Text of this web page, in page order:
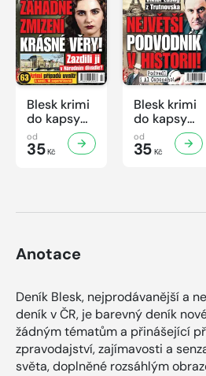
Blesk krimi
do kapsy
č.7/2026
od
35Kč
Blesk krimi
do kapsy
č.6/2026
od
35Kč
Anotace
Deník Blesk, nejprodávanější a
deník v ČR, je barevný deník
žádným tématům a přinášející
zpravodajství, zajímavosti a
světa, doplněné rozsáhlým